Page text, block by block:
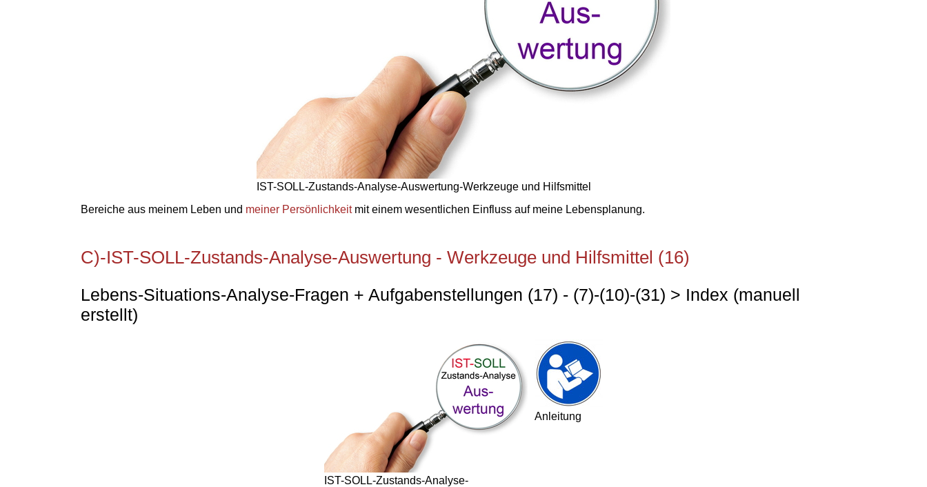
IST-SOLL-Zustands-Analyse-Auswertung-Werkzeuge und Hilfsmittel
Bereiche aus meinem Leben und meiner Persönlichkeitmit einem wesentlichen Einfluss auf meine Lebensplanung.
C)-IST-SOLL-Zustands-Analyse-Auswertung - Werkzeuge und Hilfsmittel (16)
Lebens-Situations-Analyse-Fragen + Aufgabenstellungen (17) - (7)-(10)-(31) > Index (manuell
erstellt)
IST-SOLL-Zustands-Analyse-
Anleitung